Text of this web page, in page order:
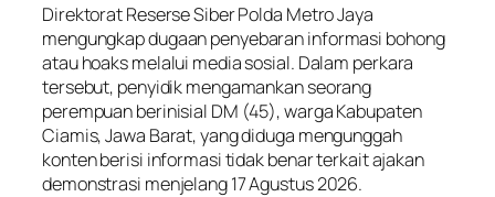
Direktorat Reserse Siber Polda Metro Jaya
mengungkap dugaan penyebaran informasi bohong
atau hoaks melalui media sosial. Dalam perkara
tersebut, penyidik mengamankan seorang
perempuan berinisial DM (45), warga Kabupaten
Ciamis, Jawa Barat, yang diduga mengunggah
konten berisi informasi tidak benar terkait ajakan
demonstrasi menjelang 17 Agustus 2026.